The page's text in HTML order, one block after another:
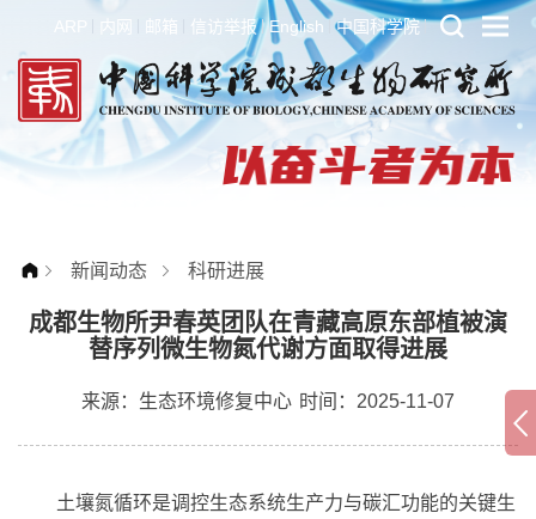
ARP 内网 邮箱 信访举报 English 中国科学院
新闻动态 科研进展
成都生物所尹春英团队在青藏高原东部植被演
替序列微生物氮代谢方面取得进展
来源： 生态环境修复中心 时间：2025-11-07
土壤氮循环是调控生态系统生产力与碳汇功能的关键生